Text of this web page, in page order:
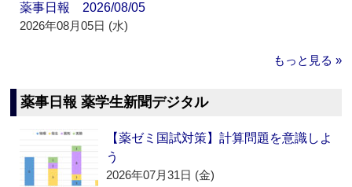
薬事日報 2026/08/05
2026年08月05日 (水)
もっと見る »
薬事日報 薬学生新聞デジタル
【薬ゼミ国試対策】計算問題を意識しよ
う
2026年07月31日 (金)